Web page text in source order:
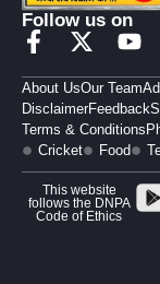
Follow us on
About UsOur Team
DisclaimerFeedback
Terms & Conditions
Cricket
Food
This website
follows the DNPA
Code of Ethics